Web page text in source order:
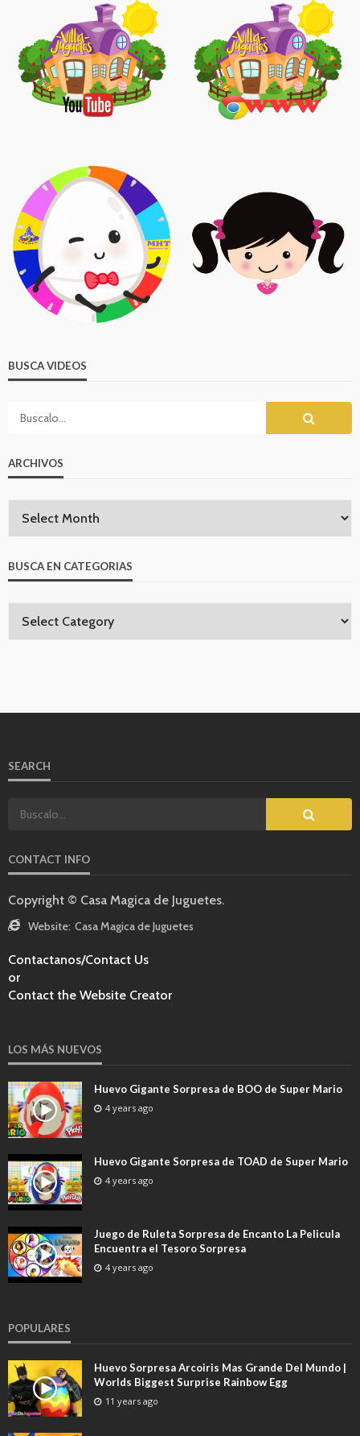
BUSCA VIDEOS
ARCHIVOS
BUSCA EN CATEGORIAS
SEARCH
CONTACT INFO
Copyright © Casa Magica de Juguetes.
Website: Casa Magica de Juguetes
Contactanos/Contact Us
or
Contact the Website Creator
LOS MÁS NUEVOS
Huevo Gigante Sorpresa de BOO de Super Mario
4 years ago
Huevo Gigante Sorpresa de TOAD de Super Mario
4 years ago
Juego de Ruleta Sorpresa de Encanto La Pelicula
Encuentra el Tesoro Sorpresa
4 years ago
POPULARES
Huevo Sorpresa Arcoiris Mas Grande Del Mundo |
Worlds Biggest Surprise Rainbow Egg
11 years ago